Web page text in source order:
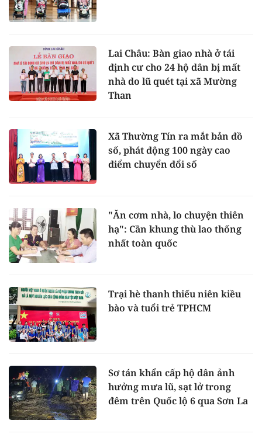
Lai Châu: Bàn giao nhà ở tái
định cư cho 24 hộ dân bị mất
nhà do lũ quét tại xã Mường
Than
Xã Thường Tín ra mắt bản đồ
số, phát động 100 ngày cao
điểm chuyển đổi số
"Ăn cơm nhà, lo chuyện thiên
hạ": Cần khung thù lao thống
nhất toàn quốc
Trại hè thanh thiếu niên kiều
bào và tuổi trẻ TPHCM
Sơ tán khẩn cấp hộ dân ảnh
hưởng mưa lũ, sạt lở trong
đêm trên Quốc lộ 6 qua Sơn La